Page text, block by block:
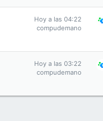
Hoy a las 04:22
compudemano
Hoy a las 03:22
compudemano